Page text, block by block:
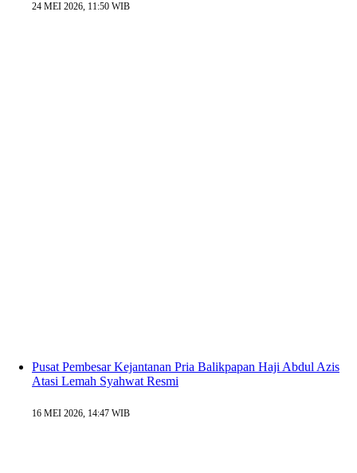
24 MEI 2026, 11:50 WIB
Pusat Pembesar Kejantanan Pria Balikpapan Haji Abdul Azis
Atasi Lemah Syahwat Resmi
16 MEI 2026, 14:47 WIB